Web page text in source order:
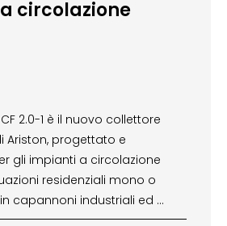
circolazione
2.0-1 è il nuovo collettore
Ariston, progettato e
gli impianti a circolazione
residenziali mono o
capannoni industriali ed …